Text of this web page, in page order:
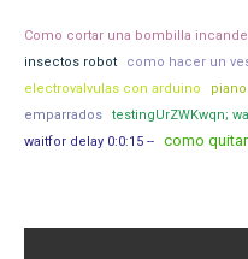
Como cortar una bombilla
insectos robot
como hacer un
electrovalvulas con arduino
emparrados
testingUrZWKwqn;
waitfor delay 0:0:15 --
como